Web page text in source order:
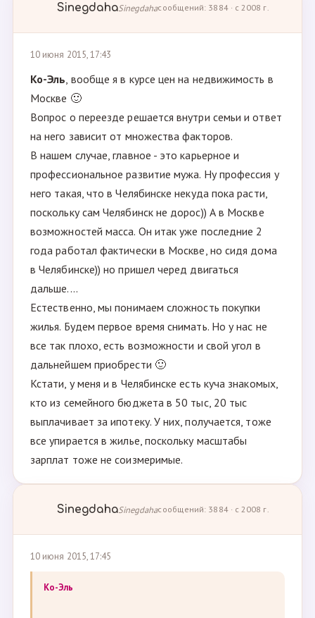
SinegdahaSinegdahaсообщений: 3884 · с 2008 г.
10 июня 2015, 17:43
Ко-Эль, вообще я в курсе цен на недвижимость в
Москве 🙂
Вопрос о переезде решается внутри семьи и ответ
на него зависит от множества факторов.
В нашем случае, главное - это карьерное и
профессиональное развитие мужа. Ну профессия у
него такая, что в Челябинске некуда пока расти,
поскольку сам Челябинск не дорос)) А в Москве
возможностей масса. Он итак уже последние 2
года работал фактически в Москве, но сидя дома
в Челябинске)) но пришел черед двигаться
дальше....
Естественно, мы понимаем сложность покупки
жилья. Будем первое время снимать. Но у нас не
все так плохо, есть возможности и свой угол в
дальнейшем приобрести 🙂
Кстати, у меня и в Челябинске есть куча знакомых,
кто из семейного бюджета в 50 тыс, 20 тыс
выплачивает за ипотеку. У них, получается, тоже
все упирается в жилье, поскольку масштабы
зарплат тоже не соизмеримые.
SinegdahaSinegdahaсообщений: 3884 · с 2008 г.
10 июня 2015, 17:45
Ко-Эль